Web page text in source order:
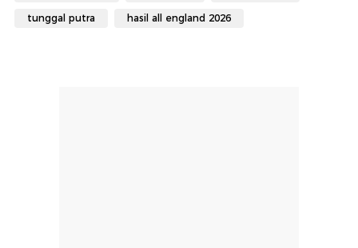
tunggal putra hasil all england 2026